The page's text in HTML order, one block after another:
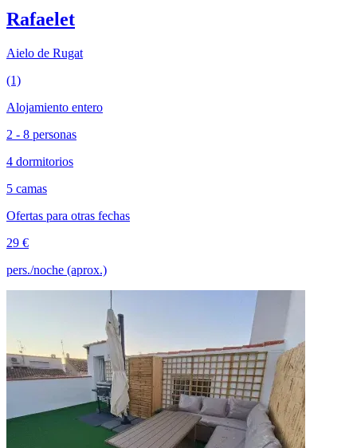
Rafaelet
Aielo de Rugat
(1)
Alojamiento entero
2 - 8 personas
4 dormitorios
5 camas
Ofertas para otras fechas
29 €
pers./noche (aprox.)